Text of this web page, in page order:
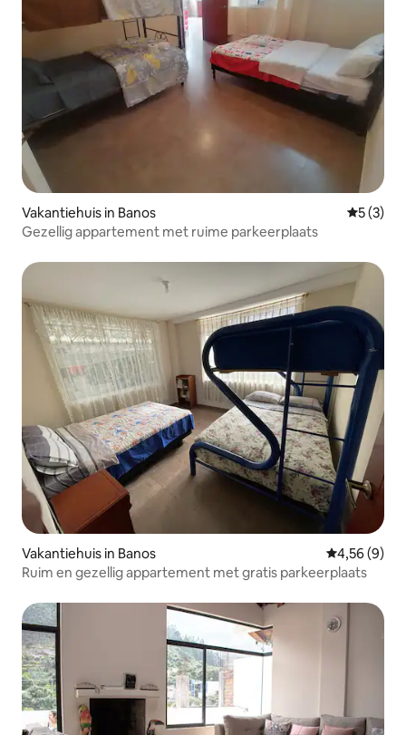
Vakantiehuis in Banos
5 (3)
Gezellig appartement met ruime parkeerplaats
Vakantiehuis in Banos Gemiddelde
4,56 (9)
Ruim en gezellig appartement met gratis parkeerplaats